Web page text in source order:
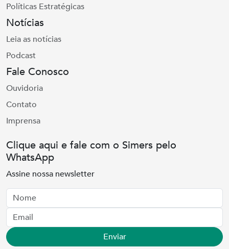
Políticas Estratégicas
Notícias
Leia as notícias
Podcast
Fale Conosco
Ouvidoria
Contato
Imprensa
Clique aqui e fale com o Simers pelo
WhatsApp
Assine nossa newsletter
Nome
Email
Enviar